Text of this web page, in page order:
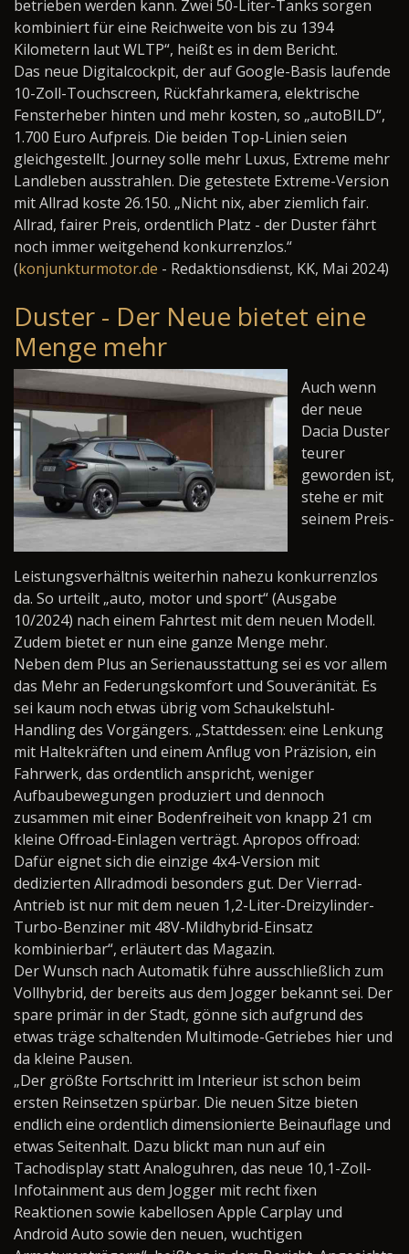
betrieben werden kann. Zwei 50-Liter-Tanks sorgen
kombiniert für eine Reichweite von bis zu 1394
Kilometern laut WLTP“, heißt es in dem Bericht.
Das neue Digitalcockpit, der auf Google-Basis laufende
10-Zoll-Touchscreen, Rückfahrkamera, elektrische
Fensterheber hinten und mehr kosten, so „autoBILD“,
1.700 Euro Aufpreis. Die beiden Top-Linien seien
gleichgestellt. Journey solle mehr Luxus, Extreme mehr
Landleben ausstrahlen. Die getestete Extreme-Version
mit Allrad koste 26.150. „Nicht nix, aber ziemlich fair.
Allrad, fairer Preis, ordentlich Platz - der Duster fährt
noch immer weitgehend konkurrenzlos.“
(konjunkturmotor.de - Redaktionsdienst, KK, Mai 2024)
Duster - Der Neue bietet eine
Menge mehr
Auch wenn
der neue
Dacia Duster
teurer
geworden ist,
stehe er mit
seinem Preis-
Leistungsverhältnis weiterhin nahezu konkurrenzlos
da. So urteilt „auto, motor und sport“ (Ausgabe
10/2024) nach einem Fahrtest mit dem neuen Modell.
Zudem bietet er nun eine ganze Menge mehr.
Neben dem Plus an Serienausstattung sei es vor allem
das Mehr an Federungskomfort und Souveränität. Es
sei kaum noch etwas übrig vom Schaukelstuhl-
Handling des Vorgängers. „Stattdessen: eine Lenkung
mit Haltekräften und einem Anflug von Präzision, ein
Fahrwerk, das ordentlich anspricht, weniger
Aufbaubewegungen produziert und dennoch
zusammen mit einer Bodenfreiheit von knapp 21 cm
kleine Offroad-Einlagen verträgt. Apropos offroad:
Dafür eignet sich die einzige 4x4-Version mit
dedizierten Allradmodi besonders gut. Der Vierrad-
Antrieb ist nur mit dem neuen 1,2-Liter-Dreizylinder-
Turbo-Benziner mit 48V-Mildhybrid-Einsatz
kombinierbar“, erläutert das Magazin.
Der Wunsch nach Automatik führe ausschließlich zum
Vollhybrid, der bereits aus dem Jogger bekannt sei. Der
spare primär in der Stadt, gönne sich aufgrund des
etwas träge schaltenden Multimode-Getriebes hier und
da kleine Pausen.
„Der größte Fortschritt im Interieur ist schon beim
ersten Reinsetzen spürbar. Die neuen Sitze bieten
endlich eine ordentlich dimensionierte Beinauflage und
etwas Seitenhalt. Dazu blickt man nun auf ein
Tachodisplay statt Analoguhren, das neue 10,1-Zoll-
Infotainment aus dem Jogger mit recht fixen
Reaktionen sowie kabellosen Apple Carplay und
Android Auto sowie den neuen, wuchtigen